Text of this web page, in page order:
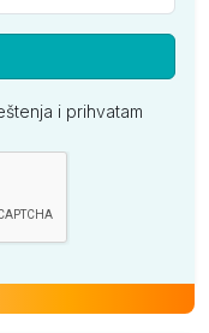
i prihvatam